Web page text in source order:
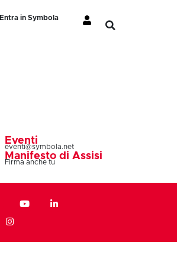
Entra in Symbola
Eventi
eventi@symbola.net
Manifesto di Assisi
Firma anche tu